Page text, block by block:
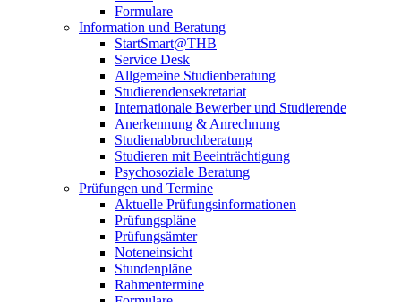
Formulare
Information und Beratung
StartSmart@THB
Service Desk
Allgemeine Studienberatung
Studierendensekretariat
Internationale Bewerber und Studierende
Anerkennung & Anrechnung
Studienabbruchberatung
Studieren mit Beeinträchtigung
Psychosoziale Beratung
Prüfungen und Termine
Aktuelle Prüfungsinformationen
Prüfungspläne
Prüfungsämter
Noteneinsicht
Stundenpläne
Rahmentermine